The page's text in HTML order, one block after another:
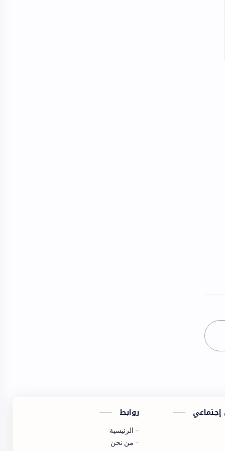
إجتماعي روابط
الرئيسية
من نحن